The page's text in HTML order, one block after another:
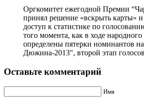
Оргкомитет ежегодной Премии
принял решение «вскрыть карты» и
доступ к статистике по
того момента, как в ходе
определены пятерки номинантов
Дюжина-2013″, второй этап
Оставьте комментарий
Имя